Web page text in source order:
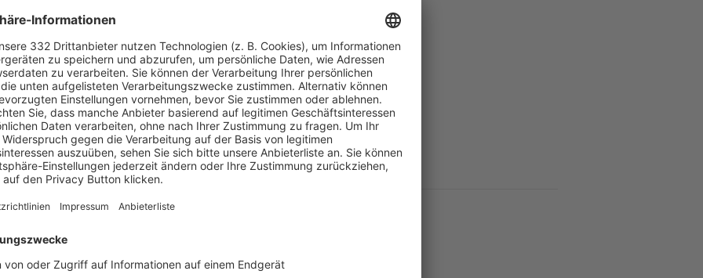
ALLE NEWS
Spiele Letzte Spiele Kompletter Spielplan